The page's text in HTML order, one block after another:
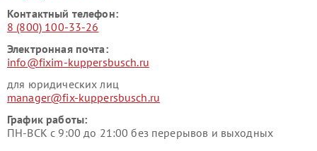
Контактный телефон:
8 (800) 100-33-26
Электронная почта:
info@fixim-kuppersbusch.ru
для юридических лиц
manager@fix-kuppersbusch.ru
График работы:
ПН-ВСК с 9:00 до 21:00 без перерывов и выходных